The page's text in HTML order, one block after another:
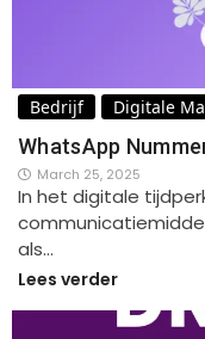
Bedrijf Digitale
WhatsApp
March 25, 2025
In het digitale
als…
Lees verder